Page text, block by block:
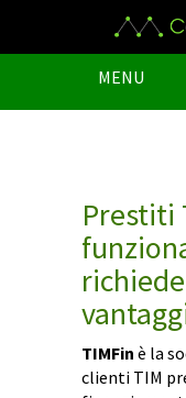
MENU
Prestiti
TIMFin è la
clienti TIM